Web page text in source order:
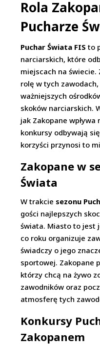
Rola
Pucharze
Puchar Świata FIS to
narciarskich, które
miejscach na
rolę w tych
ważniejszych
skoków narciarskich.
jak Zakopane wpływa
konkursy odbywają
korzyści przynosi to
Zakopane w
Świata
W trakcie sezonu
gości najlepszych
świata. Miasto to jest
co roku organizuje
świadczy o jego
sportowej. Zakopane
którzy chcą na żywo
zawodników oraz
atmosferę tych
Konkursy
Zakopanem